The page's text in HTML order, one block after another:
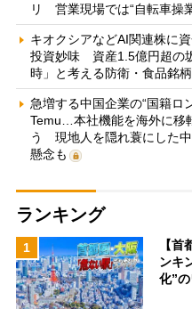
リ 営業現場では“自転車操
キオクシアなどAI関連株に
投資妙味 資産1.5億円超の
時」と考える防衛・食品銘
急増する中国企業の“国籍ロ
Temu…本社機能を海外に移
う 現地人を隠れ蓑にした
懸念も
ランキング
1
【
ンキ
化”